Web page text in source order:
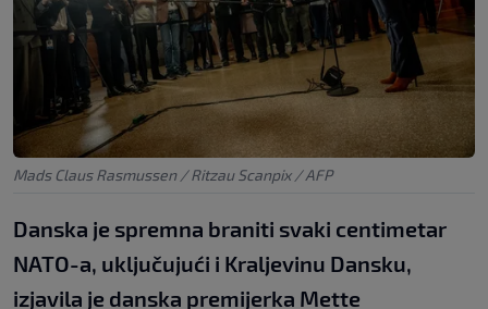
Mads Claus Rasmussen / Ritzau Scanpix / AFP
Danska je spremna braniti svaki centimetar
NATO-a, uključujući i Kraljevinu Dansku,
izjavila je danska premijerka Mette